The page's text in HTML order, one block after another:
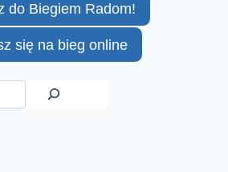
do Biegiem Radom!
się na bieg online